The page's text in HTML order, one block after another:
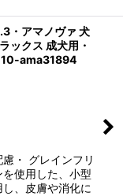
・アマノヴァ 犬
ックス 成犬用・
ama31894
・ グレインフリ
使用した、小型
、皮膚や消化に